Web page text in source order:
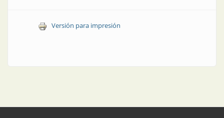
Versión para impresión